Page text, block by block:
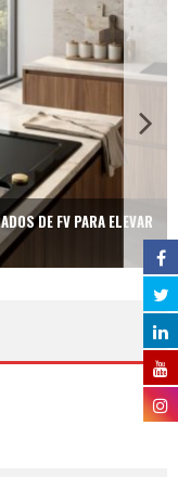
DE FV PARA ELEVAR